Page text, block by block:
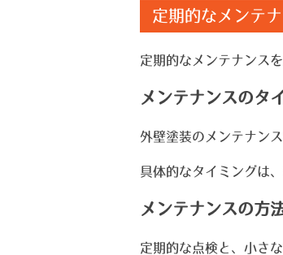
定期的なメンテ
定期的なメンテナンス
メンテナンスのタ
外壁塗装のメンテナン
具体的なタイミングは
メンテナンスの方
定期的な点検と、小さ